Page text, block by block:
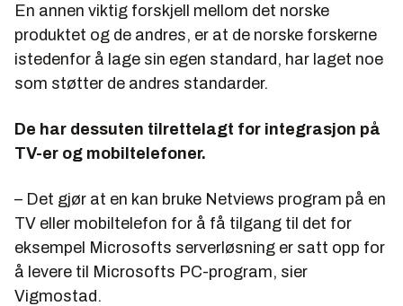
En annen viktig forskjell mellom det norske
produktet og de andres, er at de norske forskerne
istedenfor å lage sin egen standard, har laget noe
som støtter de andres standarder.
De har dessuten tilrettelagt for integrasjon på
TV-er og mobiltelefoner.
– Det gjør at en kan bruke Netviews program på en
TV eller mobiltelefon for å få tilgang til det for
eksempel Microsofts serverløsning er satt opp for
å levere til Microsofts PC-program, sier
Vigmostad.